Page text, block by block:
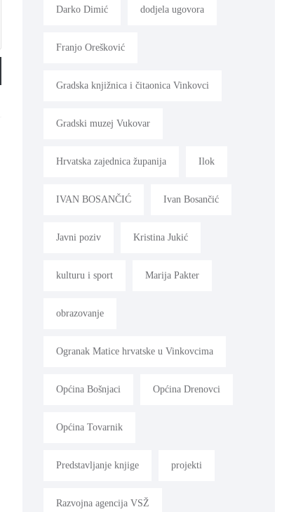
Darko Dimić dodjela ugovora
Franjo Orešković
Gradska knjižnica i čitaonica Vinkovci
Gradski muzej Vukovar
Hrvatska zajednica županija Ilok
IVAN BOSANČIĆ Ivan Bosančić
Javni poziv Kristina Jukić
kulturu i sport Marija Pakter
obrazovanje
Ogranak Matice hrvatske u Vinkovcima
Općina Bošnjaci Općina Drenovci
Općina Tovarnik
Predstavljanje knjige projekti
Razvojna agencija VSŽ